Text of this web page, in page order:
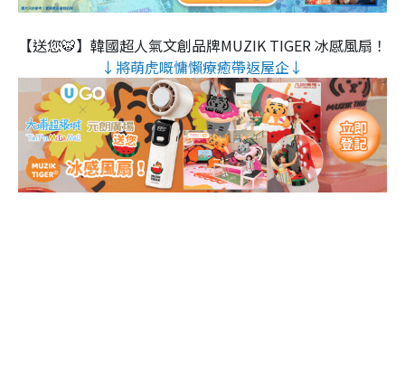
【送您🐯】韓國超人氣文創品牌MUZIK TIGER 冰感風扇！
↓將萌虎嘅慵懶療癒帶返屋企↓